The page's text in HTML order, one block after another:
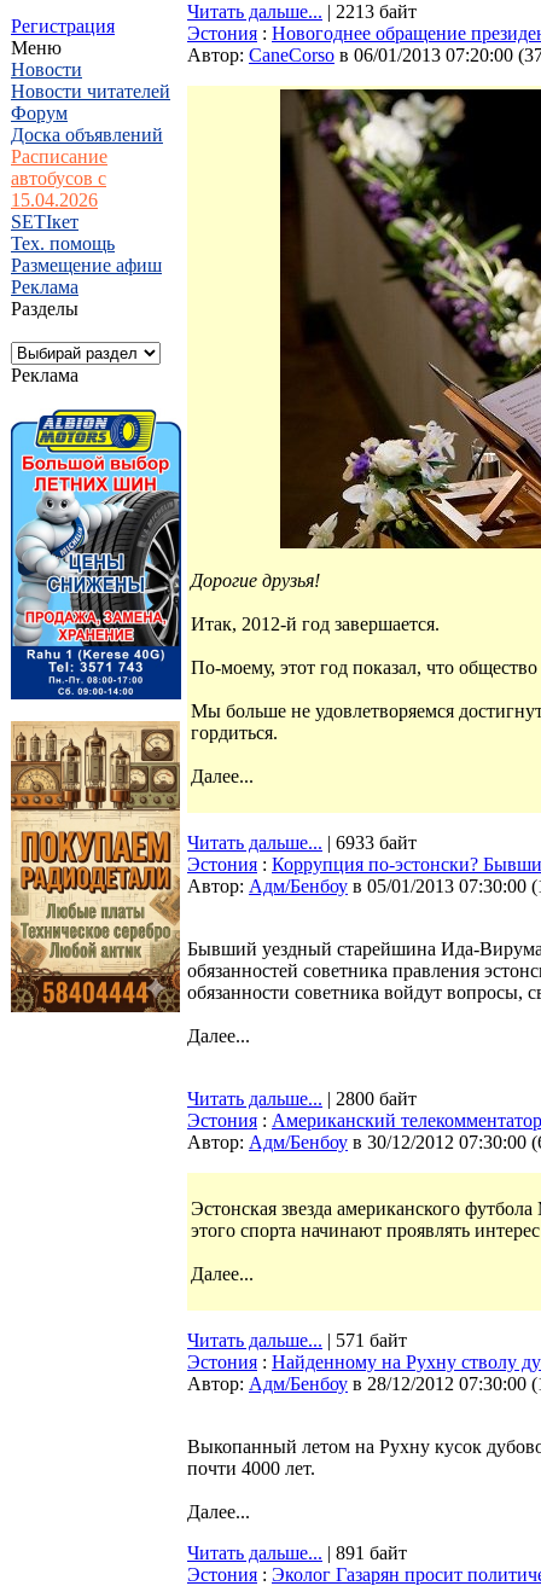
Регистрация
Меню
Новости
Новости читателей
Форум
Доска объявлений
Расписание
автобусов с
15.04.2026
SETIкет
Тех. помощь
Размещение афиш
Реклама
Разделы
Реклама
Читать дальше... | 2213 байт
Эстония : Новогоднее обращение
Автор: CaneCorso в 06/01/2013 07:20:00 (
Дорогие друзья!
Итак, 2012-й год завершается.
По-моему, этот год показал, что
Мы больше не удовлетворяемся
гордиться.
Далее...
Читать дальше... | 6933 байт
Эстония : Коррупция по-эстонски?
Автор: Адм/Бенбоу в 05/01/2013 07:30:00 (
Бывший уездный старейшина Ида-
обязанностей советника правления
обязанности советника войдут вопросы,
Далее...
Читать дальше... | 2800 байт
Эстония : Американский
Автор: Адм/Бенбоу в 30/12/2012 07:30:00 (
Эстонская звезда американского
этого спорта начинают проявлять
Далее...
Читать дальше... | 571 байт
Эстония : Найденному на Рухну стволу
Автор: Адм/Бенбоу в 28/12/2012 07:30:00 (
Выкопанный летом на Рухну кусок
почти 4000 лет.
Далее...
Читать дальше... | 891 байт
Эстония : Эколог Газарян просит